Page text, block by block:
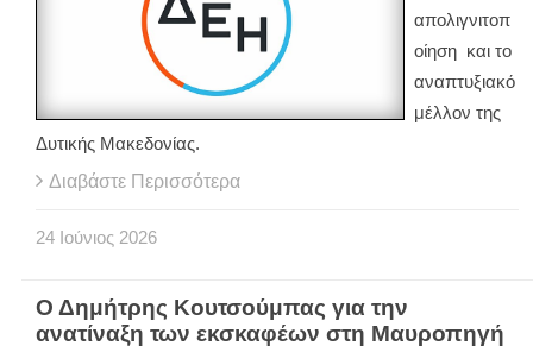
απολιγνιτοπ
οίηση και το
αναπτυξιακό
μέλλον της
Δυτικής Μακεδονίας.
Διαβάστε Περισσότερα
24 Ιούνιος 2026
Ο Δημήτρης Κουτσούμπας για την
ανατίναξη των εκσκαφέων στη Μαυροπηγή